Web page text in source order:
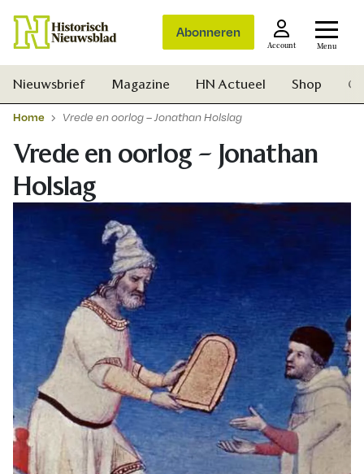
Abonneren
Account Menu
Zoek
Nieuwsbrief Magazine HN Actueel Shop
Home Vrede en oorlog – Jonathan Holslag
Vrede en oorlog – Jonathan
Holslag